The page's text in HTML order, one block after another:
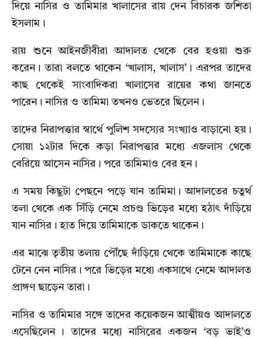
দিয়ে নাসির ও তামিমার খালাসের রায় দেন বিচারক জশিতা
ইসলাম।
রায় শুনে আইনজীবীরা আদালত থেকে বের হওয়া শুরু
করেন। তারা বলতে থাকেন ‘খালাস, খালাস’। এরপর তাদের
কাছ থেকেই সাংবাদিকরা খালাসের রায়ের কথা জানতে
পারেন। নাসির ও তামিমা তখনও ভেতরে ছিলেন।
তাদের নিরাপত্তার স্বার্থে পুলিশ সদস্যের সংখ্যাও বাড়ানো হয়।
সোয়া ১২টার দিকে কড়া নিরাপত্তার মধ্যে এজলাস থেকে
বেরিয়ে আসেন নাসির। পরে তামিমাও বের হন।
এ সময় কিছুটা পেছনে পড়ে যান তামিমা। আদালতের চতুর্থ
তলা থেকে এক সিঁড়ি নেমে প্রচণ্ড ভিড়ের মধ্যে হঠাৎ দাঁড়িয়ে
যান নাসির। হাত দিয়ে তামিমাকে ডাকতে থাকেন।
এর মাঝে তৃতীয় তলায় পৌঁছে দাঁড়িয়ে থেকে তামিমাকে কাছে
টেনে নেন নাসির। পরে ভিড়ের মধ্যে একসাথে নেমে আদালত
প্রাঙ্গণ ছাড়েন তারা।
নাসির ও তামিমার সঙ্গে তাদের কয়েকজন আত্মীয়ও আদালতে
এসেছিলেন । তাদের মধ্যে নাসিরের একজন ‘বড় ভাই’ও